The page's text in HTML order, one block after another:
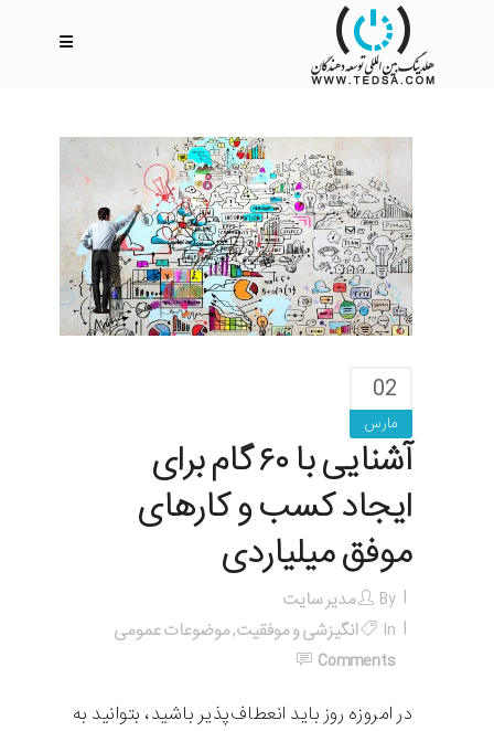
02
مارس
آشنایی با ۶۰ گام برای
ایجاد کسب و کارهای
موفق میلیاردی
By
مدیر سایت
In
انگیزشی و موفقیت,موضوعات عمومی
Comments
در امروزه روز باید انعطاف‌پذیر باشید، بتوانید به